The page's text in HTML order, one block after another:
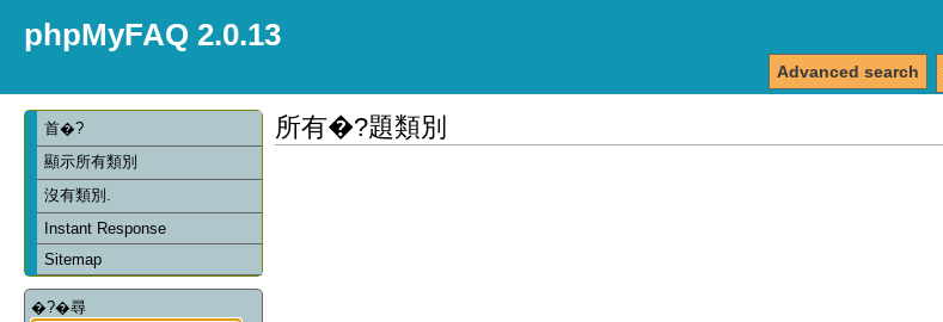
phpMyFAQ 2.0.13
Advanced search
首�?
顯示所有類別
沒有類別.
Instant Response
Sitemap
�?�尋
所有�?題類別